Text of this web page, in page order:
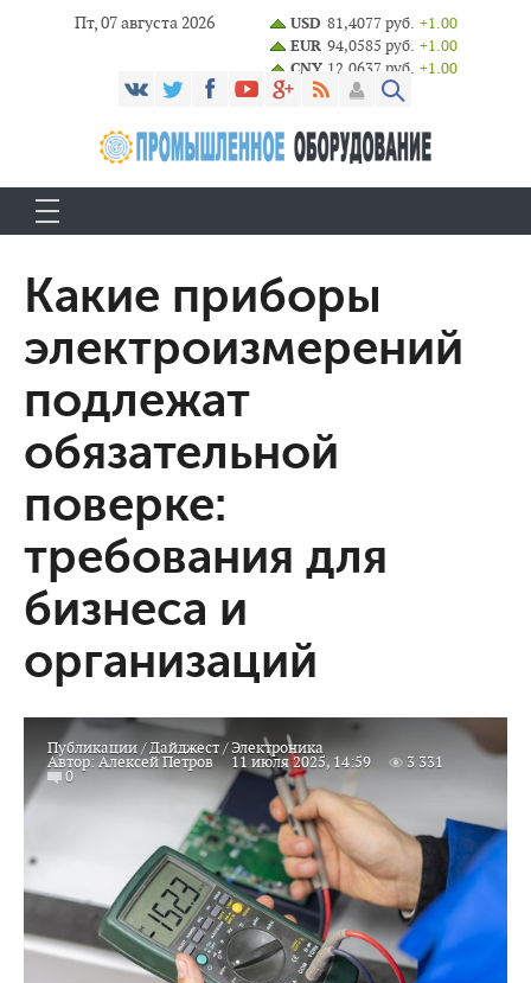
Пт, 07 августа 2026 USD 81,4077 руб. +1.00
EUR 94,0585 руб. +1.00
CNY 12,0637 руб. +1.00
Какие приборы
электроизмерений
подлежат
обязательной
поверке:
требования для
бизнеса и
организаций
Публикации/Дайджест/Электроника
Автор:Алексей Петров 11 июля 2025, 14:59 3 331
0